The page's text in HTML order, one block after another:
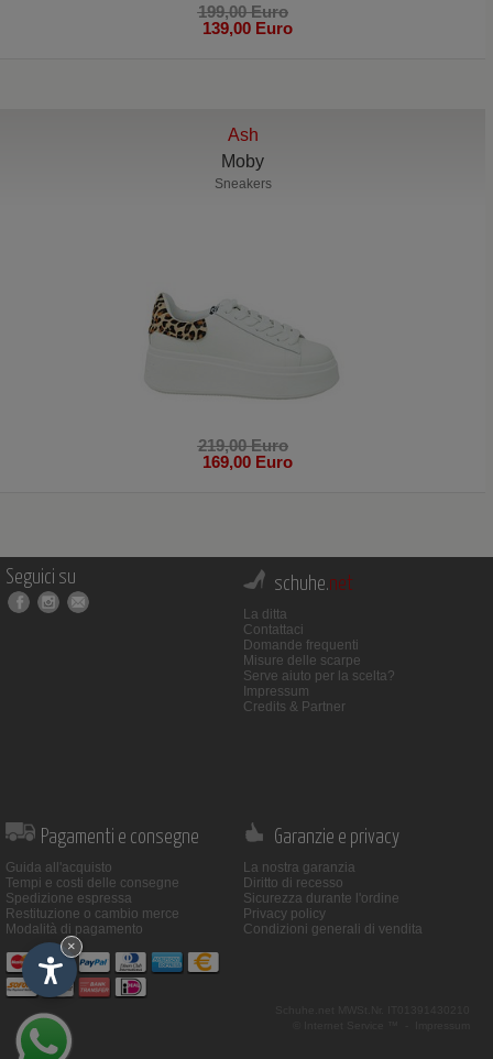
199,00 Euro
139,00 Euro
Ash
Moby
Sneakers
219,00 Euro
169,00 Euro
Seguici su schuhe.net
La ditta
Contattaci
Domande frequenti
Misure delle scarpe
Serve aiuto per la scelta?
Impressum
Credits & Partner
Pagamenti e consegne
Guida all'acquisto
Tempi e costi delle consegne
Spedizione espressa
Restituzione o cambio merce
Modalità di pagamento
Garanzie e privacy
La nostra garanzia
Diritto di recesso
Sicurezza durante l'ordine
Privacy policy
Condizioni generali di vendita
×